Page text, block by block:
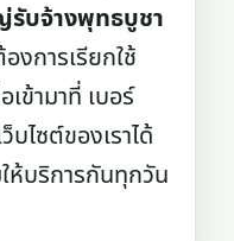
รับจ้างพุทธบูชา
งการเรียกใช้
ข้ามาที่ เบอร์
ไซต์ของเราได้
ห้บริการกันทุกวัน